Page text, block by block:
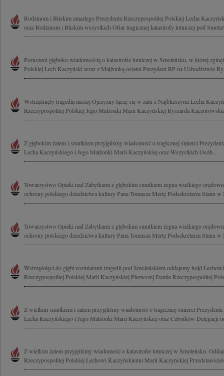
Rodzinom i Bliskim zmarłego Prezydenta Rzeczypospolitej Polskiej Lecha
oraz Rodzinom i Bliskim wszystkich Ofiar tragicznej katastrofy lotniczej pod
Poruszeni głęboko wiadomością o katastrofie lotniczej w Smoleńsku, w której
Polskiej Lech Kaczyński wraz z Małżonką ostatni Prezydent RP na Uchodźstwie
Wstrząśnięty tragedią naszej Ojczyzny łączę się w żalu z Najbliższymi Lecha
Rzeczypospolitej Polskiej Jego Małżonki Marii Kaczyńskiej Ryszarda
Z głębokim żalem i smutkiem przyjęliśmy wiadomość o tragicznej śmierci
Lecha Kaczyńskiego i Jego Małżonki Marii Kaczyńskiej oraz Wszystkich Osób...
Towarzystwo Opieki nad Zabytkami z głębokim smutkiem żegna wielkiego
ochrony polskiego dziedzictwa kultury Pana Tomasza Mertę Podsekretarza Stanu
Towarzystwo Opieki nad Zabytkami z głębokim smutkiem żegna wielkiego
ochrony polskiego dziedzictwa kultury Pana Tomasza Mertę Podsekretarza Stanu
Wstrząśnięci do głębi rozmiarami tragedii pod Smoleńskiem oddajemy hołd
Rzeczypospolitej Polskiej Marii Kaczyńskiej Pierwszej Damie Rzeczypospolitej
Z wielkim smutkiem i żalem przyjęliśmy wiadomość o tragicznej śmierci
Lecha Kaczyńskiego i Jego Małżonki Marii Kaczyńskiej oraz Członków Delegacji
Z wielkim żalem przyjęliśmy wiadomość o katastrofie lotniczej w Smoleńsku.
Rzeczypospolitej Polskiej Lechowi Kaczyńskiemu Marii Kaczyńskiej